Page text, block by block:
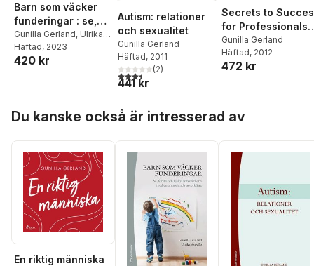
Barn som väcker
funderingar : se,
förstå och hjälpa
förskolebarn med
en annorlunda
Gunilla Gerland, Ulrika
Aspeflo
Häftad, 2023
420 kr
Autism: relationer
och sexualitet
Gunilla Gerland
Häftad, 2011
3,5utav 5 stjärnor. Totalt antal röster:
(2)
441 kr
Secrets to
for Professionals
the Autism Field
Gunilla Gerland
Häftad, 2012
472 kr
Du kanske också är intresserad av
En riktig människa